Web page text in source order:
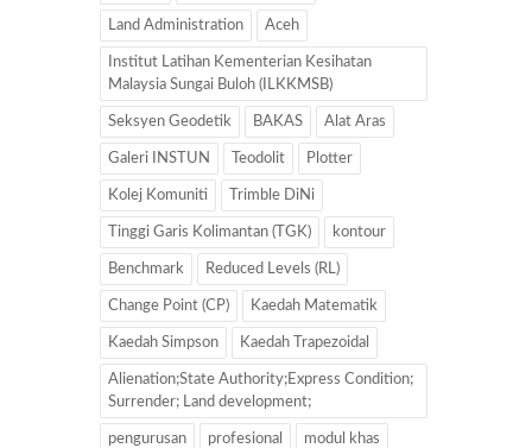
Land Administration Aceh
Institut Latihan Kementerian Kesihatan
Malaysia Sungai Buloh (ILKKMSB)
Seksyen Geodetik BAKAS Alat Aras
Galeri INSTUN Teodolit Plotter
Kolej Komuniti Trimble DiNi
Tinggi Garis Kolimantan (TGK) kontour
Benchmark Reduced Levels (RL)
Change Point (CP) Kaedah Matematik
Kaedah Simpson Kaedah Trapezoidal
Alienation;State Authority;Express Condition;
Surrender; Land development;
pengurusan profesional modul khas